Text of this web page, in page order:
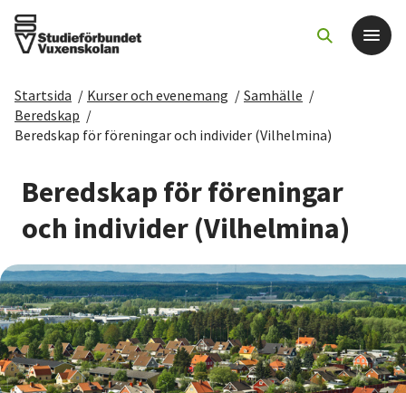
Det här gör vi
Sök kurser och evenemang
Om SV
Starta studiecirkel
Cirkelledare
Startsida / Kurser och evenemang / Samhälle /
Beredskap /
Beredskap för föreningar och individer (Vilhelmina)
Beredskap för föreningar
och individer (Vilhelmina)